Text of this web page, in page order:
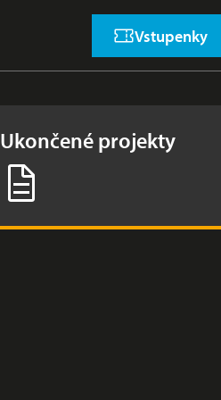
Vstupenky
Ukončené projekty